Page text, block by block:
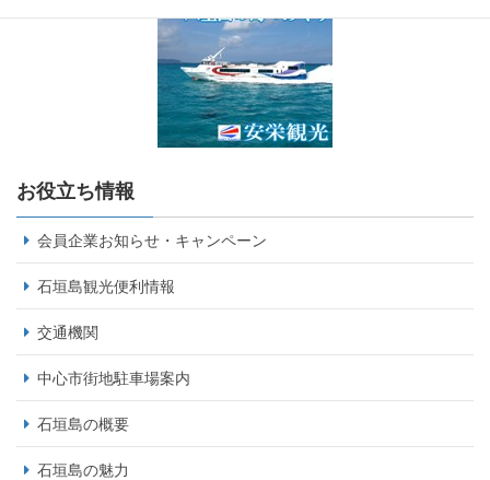
お役立ち情報
会員企業お知らせ・キャンペーン
石垣島観光便利情報
交通機関
中心市街地駐車場案内
石垣島の概要
石垣島の魅力